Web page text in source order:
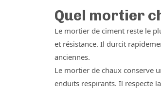
Quel mortier
Le mortier de ciment reste le
et résistance. Il durcit
anciennes.
Le mortier de chaux conserve
enduits respirants. Il respecte